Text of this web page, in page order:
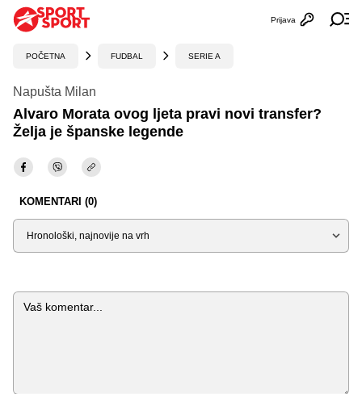
Otvori
Prijava
POČETNA FUDBAL SERIE A
Napušta Milan
Alvaro Morata ovog ljeta pravi novi transfer?
Želja je španske legende
KOMENTARI (0)
Sortiraj
Komentar